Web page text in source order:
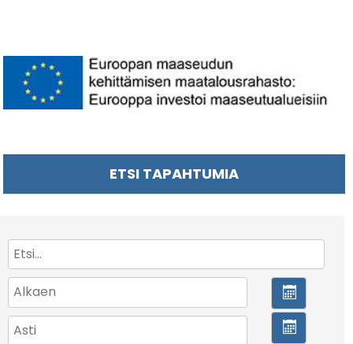
ETSI TAPAHTUMIA